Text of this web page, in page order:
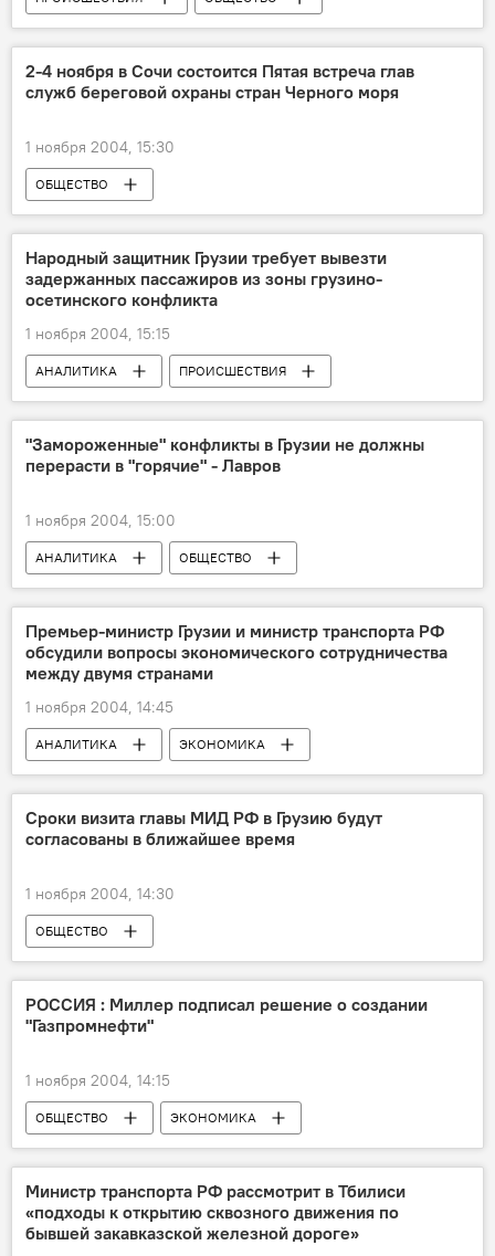
2-4 ноября в Сочи состоится Пятая встреча глав
служб береговой охраны стран Черного моря
1 ноября 2004, 15:30
ОБЩЕСТВО
Народный защитник Грузии требует вывезти
задержанных пассажиров из зоны грузино-
осетинского конфликта
1 ноября 2004, 15:15
АНАЛИТИКА
ПРОИСШЕСТВИЯ
ОБЩЕСТВО
"Замороженные" конфликты в Грузии не должны
перерасти в "горячие" - Лавров
1 ноября 2004, 15:00
АНАЛИТИКА ОБЩЕСТВО
Премьер-министр Грузии и министр транспорта РФ
обсудили вопросы экономического сотрудничества
между двумя странами
1 ноября 2004, 14:45
АНАЛИТИКА
ЭКОНОМИКА
ОБЩЕСТВО
Сроки визита главы МИД РФ в Грузию будут
согласованы в ближайшее время
1 ноября 2004, 14:30
ОБЩЕСТВО
РОССИЯ : Миллер подписал решение о создании
"Газпромнефти"
1 ноября 2004, 14:15
ОБЩЕСТВО ЭКОНОМИКА
Министр транспорта РФ рассмотрит в Тбилиси
«подходы к открытию сквозного движения по
бывшей закавказской железной дороге»